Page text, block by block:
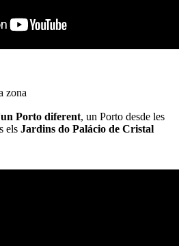
zona
Porto diferent, un Porto desde les
els Jardins do Palácio de Cristal